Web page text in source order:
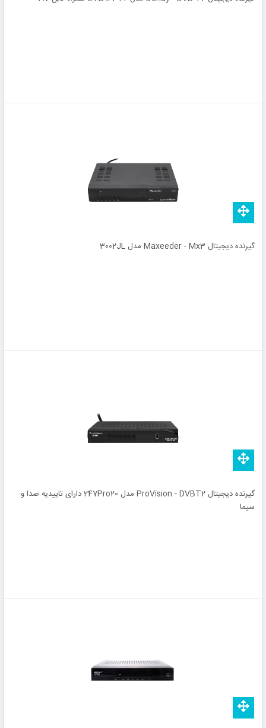
گیرنده دیجیتال Maxeeder - Mx3 مدل 3002JL
گیرنده دیجیتال ProVision - DVBT2 مدل 247Pro20 دارای تاییدیه صدا و
سیما